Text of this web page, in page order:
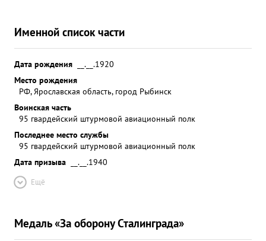
Именной список части
Дата рождения
__.__.1920
Место рождения
РФ, Ярославская область, город Рыбинск
Воинская часть
95 гвардейский штурмовой авиационный полк
Последнее место службы
95 гвардейский штурмовой авиационный полк
Дата призыва
__.__.1940
Ещё
Медаль «За оборону Сталинграда»